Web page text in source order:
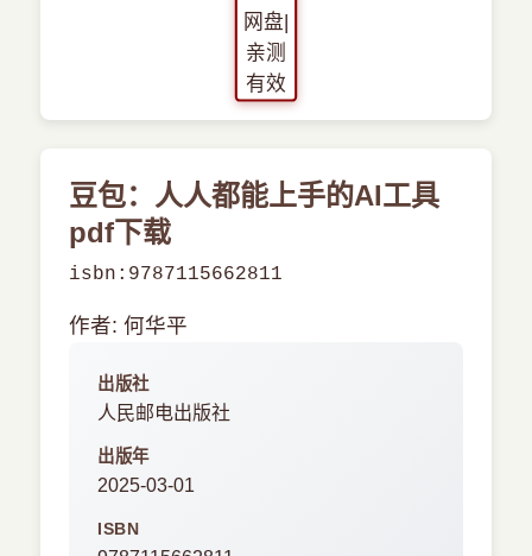
豆包：人人都能上手的AI工具
pdf下载
isbn:9787115662811
作者: 何华平
出版社
人民邮电出版社
出版年
2025-03-01
ISBN